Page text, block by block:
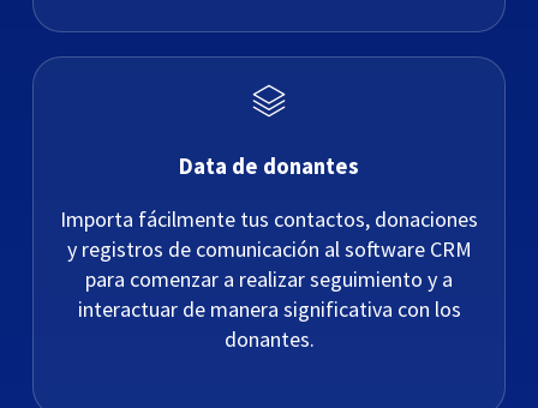
Data de donantes
Importa fácilmente tus contactos, donaciones
y registros de comunicación al software CRM
para comenzar a realizar seguimiento y a
interactuar de manera significativa con los
donantes.